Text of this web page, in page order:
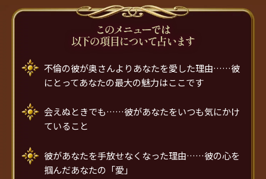
不倫の彼が奥さんよりあなたを愛した理由……彼
にとってあなたの最大の魅力はここです
会えぬときでも……彼があなたをいつも気にかけ
ていること
彼があなたを手放せなくなった理由……彼の心を
掴んだあなたの「愛」